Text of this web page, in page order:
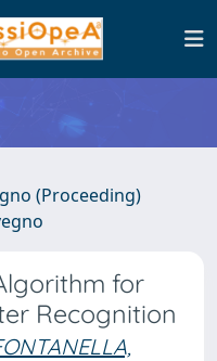
(Proceeding)
for
Recognition